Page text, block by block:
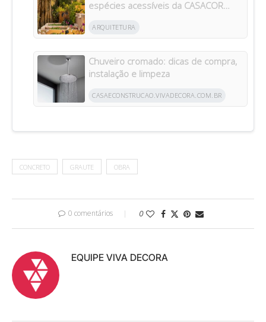
espécies acessíveis da CASACOR
ARQUITETURA
Chuveiro cromado: dicas de compra,
instalação e limpeza
CASAECONSTRUCAO.VIVADECORA.COM.BR
CONCRETO GRAUTE OBRA
0 comentários 0
EQUIPE VIVA DECORA